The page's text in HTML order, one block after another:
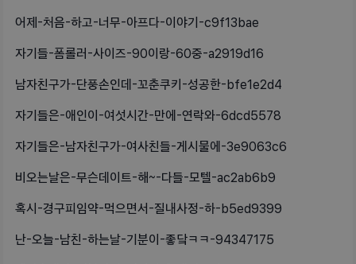
어제-처음-하고-너무-아프다-이야기-c9f13bae
자기들-폼롤러-사이즈-90이랑-60중-a2919d16
남자친구가-단풍손인데-꼬춘쿠키-성공한-bfe1e2d4
자기들은-애인이-여섯시간-만에-연락와-6dcd5578
자기들은-남자친구가-여사친들-게시물에-3e9063c6
비오는날은-무슨데이트-해~-다들-모텔-ac2ab6b9
혹시-경구피임약-먹으면서-질내사정-하-b5ed9399
난-오늘-남친-하는날-기분이-좋닼ㅋㅋ-94347175